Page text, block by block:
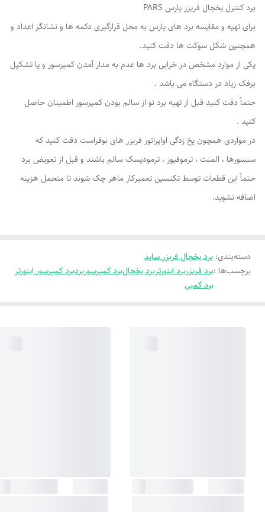
برد کنترل یخچال فریزر پارس PARS
برای تهیه و مقایسه برد های پارس به محل قرارگیری دکمه ها و نشانگر اعداد و
همچنین شکل سوکت ها دقت کنید.
یکی از موارد مشخص در خرابی برد ها عدم به مدار آمدن کمپرسور و یا تشکیل
برفک زیاد در دستگاه می باشد .
حتماً دقت کنید قبل از تهیه برد نو‌ از سالم بودن کمپرسور اطمینان حاصل
کنید .
در مواردی همچون یخ زدگی اواپراتور فریزر های نوفراست دقت کنید که
سنسورها ، المنت ، ترموفیوز ، ترمودیسک سالم باشند و قبل از تعویض برد
حتماً این قطعات توسط تکنسین تعمیرکار ماهر چک شوند تا متحمل هزینه
اضافه نشوید.
دسته‌بندی: برد یخچال فریزر ساید
برچسب‌ها :برد فریزربرد اینورتربرد یخچالبرد کمپرسوربردبرد کمپرسور اینورتر
برد کمبی